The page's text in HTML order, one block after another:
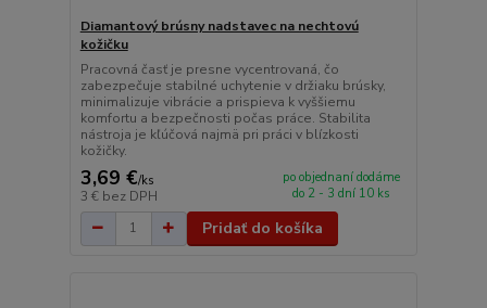
Diamantový brúsny nadstavec na nechtovú
kožičku
Pracovná časť je presne vycentrovaná, čo
zabezpečuje stabilné uchytenie v držiaku brúsky,
minimalizuje vibrácie a prispieva k vyššiemu
komfortu a bezpečnosti počas práce. Stabilita
nástroja je kľúčová najmä pri práci v blízkosti
kožičky.
3,69 €/ks
3 € bez DPH
po objednaní dodáme
do 2 - 3 dní 10 ks
Pridať do košíka